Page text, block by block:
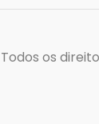
Todos os